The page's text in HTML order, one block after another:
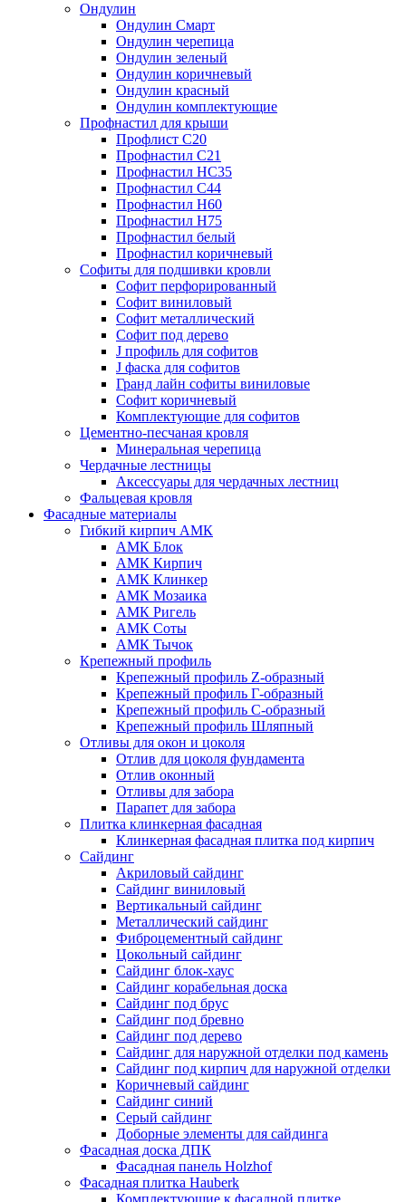
Ондулин
Ондулин Смарт
Ондулин черепица
Ондулин зеленый
Ондулин коричневый
Ондулин красный
Ондулин комплектующие
Профнастил для крыши
Профлист С20
Профнастил С21
Профнастил НС35
Профнастил С44
Профнастил Н60
Профнастил Н75
Профнастил белый
Профнастил коричневый
Софиты для подшивки кровли
Cофит перфорированный
Софит виниловый
Софит металлический
Софит под дерево
J профиль для софитов
J фаска для софитов
Гранд лайн софиты виниловые
Софит коричневый
Комплектующие для софитов
Цементно-песчаная кровля
Минеральная черепица
Чердачные лестницы
Аксессуары для чердачных лестниц
Фальцевая кровля
Фасадные материалы
Гибкий кирпич АМК
АМК Блок
АМК Кирпич
АМК Клинкер
АМК Мозаика
АМК Ригель
АМК Соты
АМК Тычок
Крепежный профиль
Крепежный профиль Z-образный
Крепежный профиль Г-образный
Крепежный профиль С-образный
Крепежный профиль Шляпный
Отливы для окон и цоколя
Отлив для цоколя фундамента
Отлив оконный
Отливы для забора
Парапет для забора
Плитка клинкерная фасадная
Клинкерная фасадная плитка под кирпич
Сайдинг
Акриловый сайдинг
Сайдинг виниловый
Вертикальный сайдинг
Металлический сайдинг
Фиброцементный сайдинг
Цокольный сайдинг
Сайдинг блок-хаус
Сайдинг корабельная доска
Сайдинг под брус
Сайдинг под бревно
Сайдинг под дерево
Сайдинг для наружной отделки под камень
Сайдинг под кирпич для наружной отделки
Коричневый сайдинг
Сайдинг синий
Серый сайдинг
Доборные элементы для сайдинга
Фасадная доска ДПК
Фасадная панель Holzhof
Фасадная плитка Hauberk
Комплектующие к фасадной плитке